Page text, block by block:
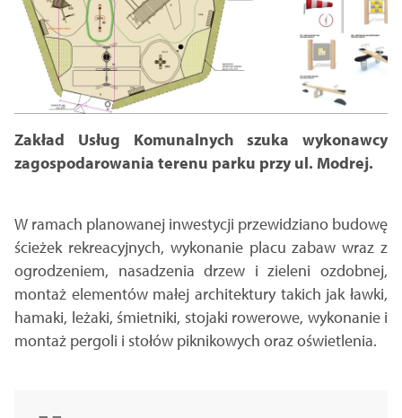
Zakład Usług Komunalnych szuka wykonawcy
zagospodarowania terenu parku przy ul. Modrej.
W ramach planowanej inwestycji przewidziano budowę
ścieżek rekreacyjnych, wykonanie placu zabaw wraz z
ogrodzeniem, nasadzenia drzew i zieleni ozdobnej,
montaż elementów małej architektury takich jak ławki,
hamaki, leżaki, śmietniki, stojaki rowerowe, wykonanie i
montaż pergoli i stołów piknikowych oraz oświetlenia.